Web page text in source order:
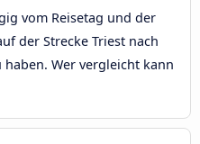
vom Reisetag und der
der Strecke Triest nach
Wer vergleicht kann